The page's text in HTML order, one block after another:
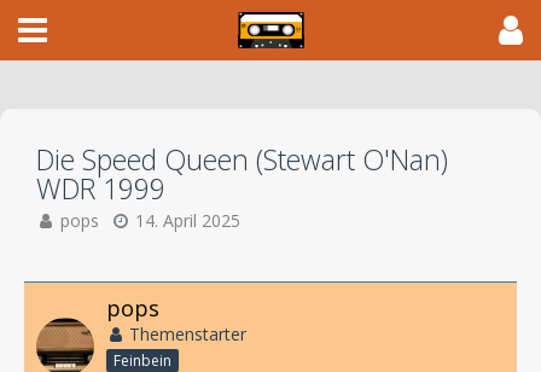
Die Speed Queen (Stewart O'Nan)
WDR 1999
pops 14. April 2025
pops
Themenstarter
Feinbein